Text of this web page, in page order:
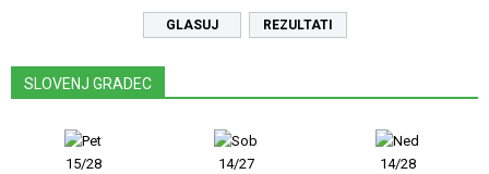
REZULTATI
SLOVENJ GRADEC
15/28
14/27
14/28